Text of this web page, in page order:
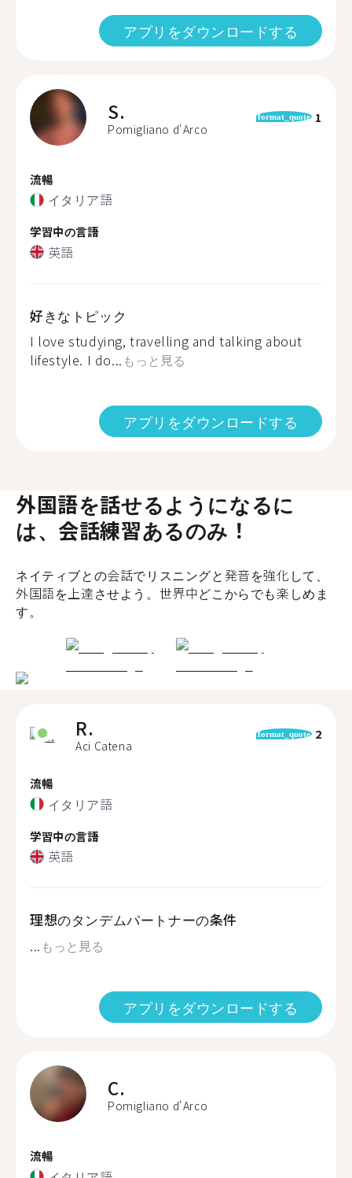
アプリをダウンロードする
S.
Pomigliano d'Arco
format_quote 1
流暢
イタリア語
学習中の言語
英語
好きなトピック
I love studying, travelling and talking about
lifestyle. I do... もっと見る
アプリをダウンロードする
外国語を話せるようになるに
は、会話練習あるのみ！
ネイティブとの会話でリスニングと発音を強化して、
外国語を上達させよう。世界中どこからでも楽しめま
す。
R.
Aci Catena
format_quote 2
流暢
イタリア語
学習中の言語
英語
理想のタンデムパートナーの条件
... もっと見る
アプリをダウンロードする
C.
Pomigliano d'Arco
流暢